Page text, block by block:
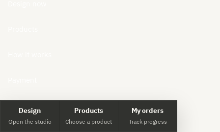
My orders
Design
Open the studio
Products
Choose a product
My orders
Track progress